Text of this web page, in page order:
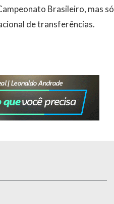
Brasileiro, mas só
de transferências.